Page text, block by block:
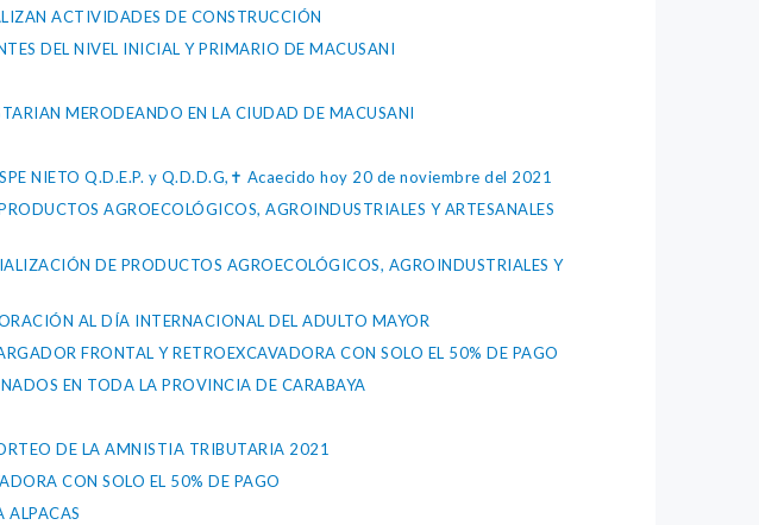
ACTIVIDADES DE CONSTRUCCIÓN
DEL NIVEL INICIAL Y PRIMARIO DE MACUSANI
MERODEANDO EN LA CIUDAD DE MACUSANI
NIETO Q.D.E.P. y Q.D.D.G,✝️ Acaecido hoy 20 de noviembre del 2021
AGROECOLÓGICOS, AGROINDUSTRIALES Y ARTESANALES
DE PRODUCTOS AGROECOLÓGICOS, AGROINDUSTRIALES Y
AL DÍA INTERNACIONAL DEL ADULTO MAYOR
FRONTAL Y RETROEXCAVADORA CON SOLO EL 50% DE PAGO
EN TODA LA PROVINCIA DE CARABAYA
DE LA AMNISTIA TRIBUTARIA 2021
CON SOLO EL 50% DE PAGO
ALPACAS